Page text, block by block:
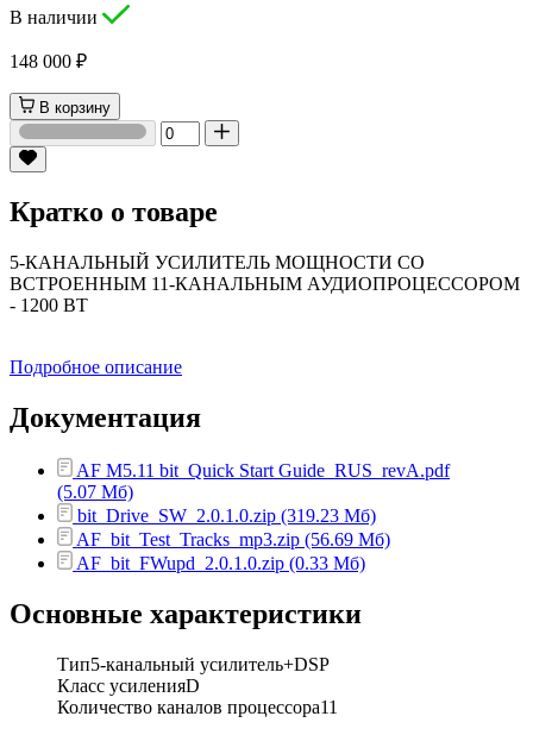
В наличии
148 000 ₽
В корзину
Кратко о товаре
5-КАНАЛЬНЫЙ УСИЛИТЕЛЬ МОЩНОСТИ СО
ВСТРОЕННЫМ 11-КАНАЛЬНЫМ АУДИОПРОЦЕССОРОМ
- 1200 ВТ
Подробное описание
Документация
AF M5.11 bit_Quick Start Guide_RUS_revA.pdf
(5.07 Мб)
bit_Drive_SW_2.0.1.0.zip (319.23 Мб)
AF_bit_Test_Tracks_mp3.zip (56.69 Мб)
AF_bit_FWupd_2.0.1.0.zip (0.33 Мб)
Основные характеристики
Тип5-канальный усилитель+DSP
Класс усиленияD
Количество каналов процессора11